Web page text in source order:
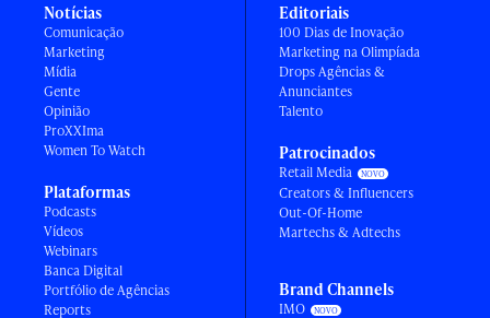
Notícias
Comunicação
Marketing
Mídia
Gente
Opinião
ProXXIma
Women To Watch
Plataformas
Podcasts
Vídeos
Webinars
Banca Digital
Portfólio de Agências
Reports
Editoriais
100 Dias de Inovação
Marketing na Olimpíada
Drops Agências &
Anunciantes
Talento
Patrocinados
Retail Media
Creators & Influencers
Out-Of-Home
Martechs & Adtechs
Brand Channels
IMO